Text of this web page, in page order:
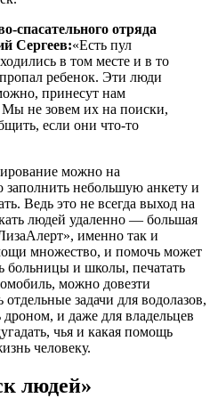
спасательного отряда
Сергеев:«Есть пул
в том месте и в то
ребенок. Эти люди
принесут нам
не зовем их на поиски,
если они что-то
можно на
небольшую анкету и
Ведь это не всегда выход на
людей удаленно — большая
именно так и
множество, и помочь может
и школы, печатать
можно довезти
задачи для водолазов,
дроном, и даже для владельцев
чья и какая помощь
человеку.
людей»